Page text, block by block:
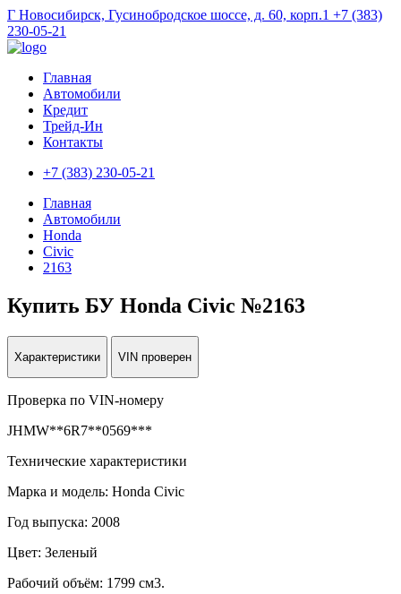
Г Новосибирск, Гусинобродское шоссе, д. 60, корп.1 +7 (383)
230-05-21
Главная
Автомобили
Кредит
Трейд-Ин
Контакты
+7 (383) 230-05-21
Главная
Автомобили
Honda
Civic
2163
Купить БУ Honda Civic №2163
Характеристики VIN проверен
Проверка по VIN-номеру
JHMW**6R7**0569***
Технические характеристики
Марка и модель: Honda Civic
Год выпуска: 2008
Цвет: Зеленый
Рабочий объём: 1799 см3.